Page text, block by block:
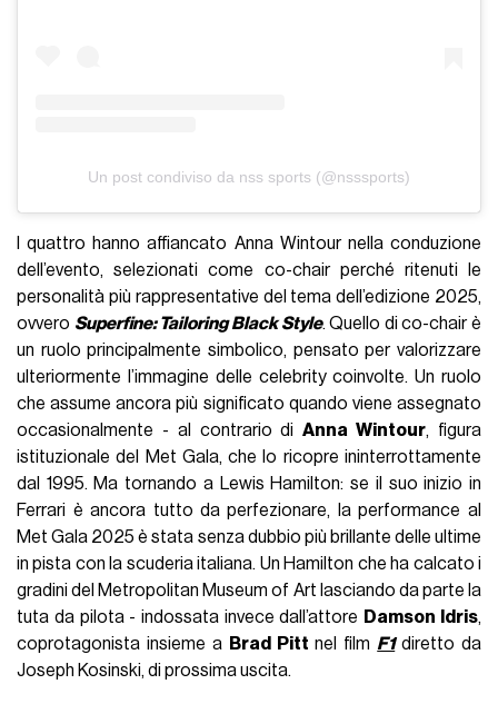
Un post condiviso da nss sports (@nsssports)
I quattro hanno affiancato Anna Wintour nella conduzione
dell’evento, selezionati come co-chair perché ritenuti le
personalità più rappresentative del tema dell’edizione 2025,
ovvero Superfine: Tailoring Black Style. Quello di co-chair è
un ruolo principalmente simbolico, pensato per valorizzare
ulteriormente l’immagine delle celebrity coinvolte. Un ruolo
che assume ancora più significato quando viene assegnato
occasionalmente - al contrario diAnna Wintour, figura
istituzionale del Met Gala, che lo ricopre ininterrottamente
dal 1995. Ma tornando a Lewis Hamilton: se il suo inizio in
Ferrari è ancora tutto da perfezionare, la performance al
Met Gala 2025 è stata senza dubbio più brillante delle ultime
in pista con la scuderia italiana. Un Hamilton che ha calcato i
gradini del Metropolitan Museum of Art lasciando da parte la
tuta da pilota - indossata invece dall’attore Damson Idris,
coprotagonista insieme a Brad Pitt nel filmF1diretto da
Joseph Kosinski, di prossima uscita.